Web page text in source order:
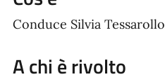
Conduce Silvia Tessarollo
A chi è rivolto